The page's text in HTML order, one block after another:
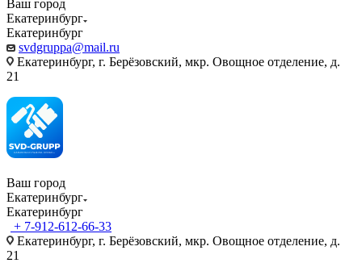
Ваш город
Екатеринбург
Екатеринбург
svdgruppa@mail.ru
Екатеринбург, г. Берёзовский, мкр. Овощное отделение, д.
21
Ваш город
Екатеринбург
Екатеринбург
+ 7-912-612-66-33
Екатеринбург, г. Берёзовский, мкр. Овощное отделение, д.
21